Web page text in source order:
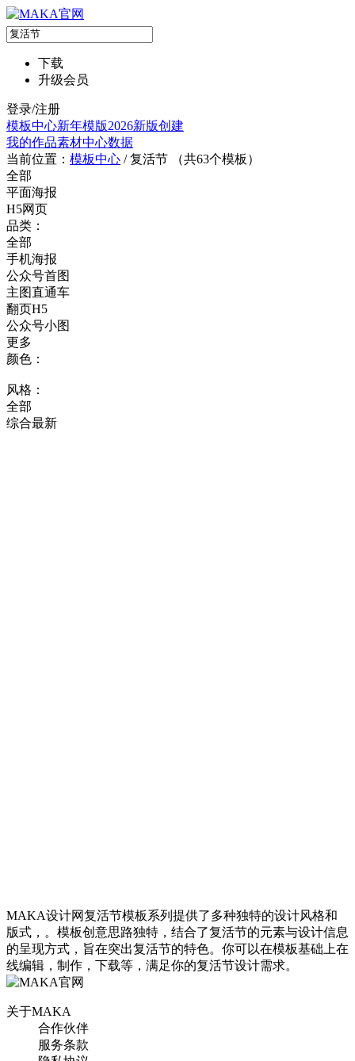
下载
升级会员
登录/注册
模板中心新年模版2026新版创建
我的作品素材中心数据
当前位置： 模板中心 /复活节 （共63个模板）
全部
平面海报
H5网页
品类：
全部
手机海报
公众号首图
主图直通车
翻页H5
公众号小图
更多
颜色：
风格：
全部
综合最新
棕色简约风复活节促销海
报
找相似
MAKA设计网复活节模板系列提供了多种独特的设计风格和
版式，。模板创意思路独特，结合了复活节的元素与设计信息
的呈现方式，旨在突出复活节的特色。你可以在模板基础上在
线编辑，制作，下载等，满足你的复活节设计需求。
关于MAKA
合作伙伴
服务条款